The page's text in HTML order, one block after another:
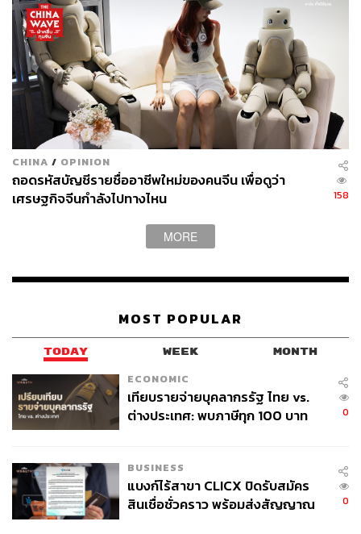
สั้น (1 เดือน)
ต้นไตรมาสที่สี่ ดอลลาร์เข้าสู่โหมด Reversal สาเหตุเกิดจาก
ดอลลาร์ที่อ่อนค่ามานาน พบกับความไม่แน่นอนของ
การเมืองยุโรปและญี่ปุ่น ประเทศเจ้าของสองสกุลเงินใหญ่
อย่างยูโร (EUR) และเยน (JPY)
อย่างไรก็ดี การกลับตัวจากเหตุผลทางเทคนิค มักเป็นประเด็น
ที่ตลาดสนใจเพียงในระยะสั้น ส่วนระยะยาวต้องติดตามว่าน
โยบายเศรษฐกิจหรือการเงินนอกสหรัฐฯ จะเปลี่ยนแปลงไป
อ่อนค่าจริง แต่ทั้งหมดมักใช้เวลานาน
สิ่งที่เราได้ยินบ่อยครั้งในช่วงนี้ คือประเด็นโครงสร้างและ
สถานะที่เปลี่ยนไปของดอลลาร์ เช่น De-Dollarization การลด
ขาดดุลด้วยกำแพงภาษี หนี้สหรัฐฯ ที่สูงเกินไป จนถึงความ
เป็นอิสระของ Fed ที่อาจทำให้ดอลลาร์อ่อนค่าในระยะยาว
แต่เหตุผลทางโครงสร้างเหล่านี้ ทั้งหมดเป็นการเปลี่ยนแปลง
มีความเร่งที่เปลี่ยนแปลงไปตามสถานการณ์ตลาด ต้องรอ
ความต่อเนื่องในอนาคตอีกมาก
CHINA / OPINION
ถอดรหัสบัญชีรายชื่ออาชีพใหม่ของคนจีน เพื่อดูว่า
เศรษฐกิจจีนกำลังไปทางไหน
158
MORE
MOST POPULAR
TODAY WEEK MONTH
ECONOMIC
เทียบรายจ่ายบุคลากรรัฐ ไทย vs.
ต่างประเทศ: พบภาษีทุก 100 บาท
0
BUSINESS
แบงก์ไร้สาขา CLICX ปิดรับสมัคร
สินเชื่อชั่วคราว พร้อมส่งสัญญาณ
0